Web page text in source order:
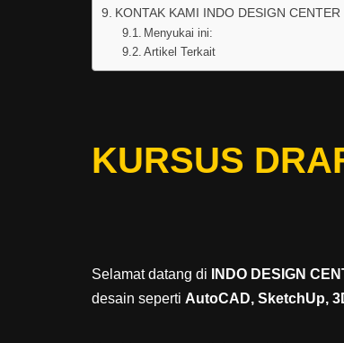
KONTAK KAMI INDO DESIGN CENTER
Menyukai ini:
Artikel Terkait
KURSUS
Selamat datang di INDO DESIGN
desain seperti AutoCAD, SketchUp,